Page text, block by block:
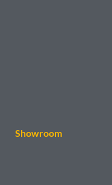
Showroom